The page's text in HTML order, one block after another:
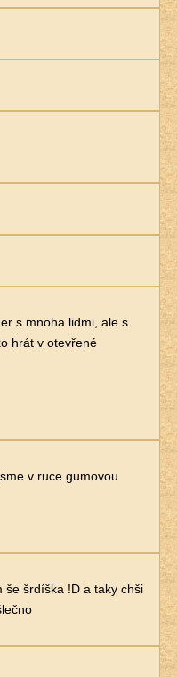
s mnoha lidmi, ale s
hrát v otevřené
v ruce gumovou
še šrdíška !D a taky chši